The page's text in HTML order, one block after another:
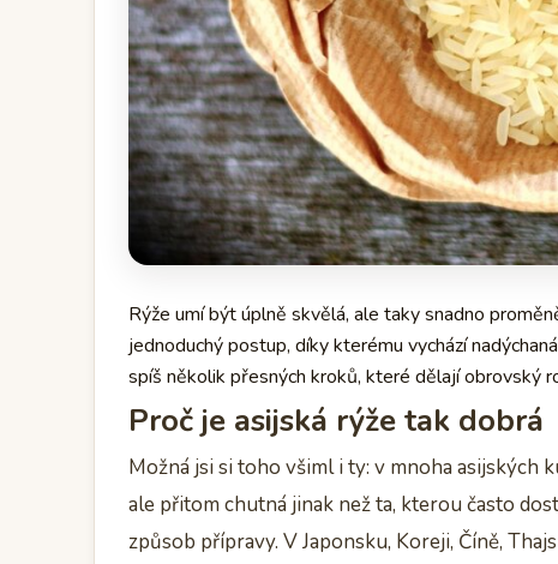
Rýže umí být úplně skvělá, ale taky snadno
jednoduchý postup, díky kterému vychází
spíš několik přesných kroků, které dělají obrovský
Proč je asijská rýže tak dobrá
Možná jsi si toho všiml i ty: v mnoha asijských
ale přitom chutná jinak než ta, kterou často
způsob přípravy. V Japonsku, Koreji, Číně,